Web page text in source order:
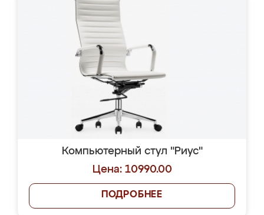
Компьютерный стул "Риус"
Цена: 10990.00
ПОДРОБНЕЕ